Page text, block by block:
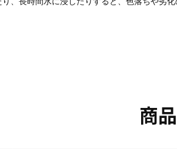
商